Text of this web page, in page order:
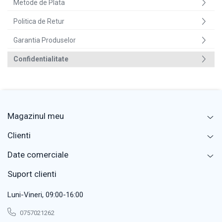
Metode de Plata
Politica de Retur
Garantia Produselor
Confidentialitate
Magazinul meu
Clienti
Date comerciale
Suport clienti
Luni-Vineri, 09:00-16:00
0757021262